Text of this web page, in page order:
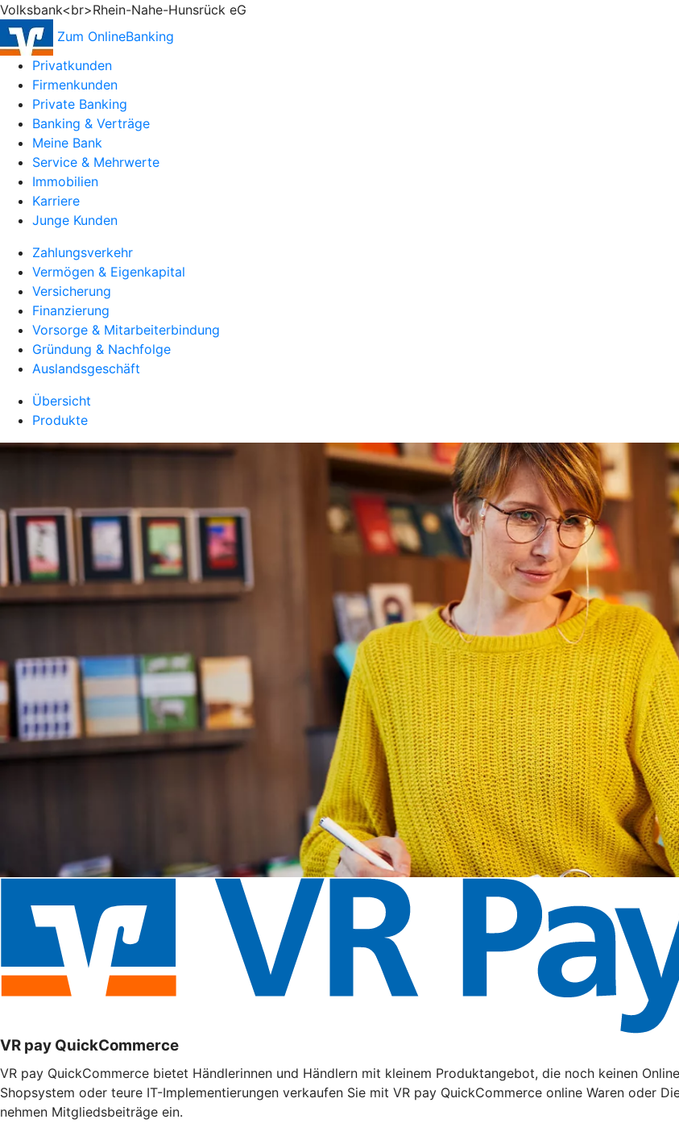
Volksbank<br>Rhein-Nahe-Hunsrück eG
Zum OnlineBanking
Privatkunden
Firmenkunden
Private Banking
Banking & Verträge
Meine Bank
Service & Mehrwerte
Immobilien
Karriere
Junge Kunden
Zahlungsverkehr
Vermögen & Eigenkapital
Versicherung
Finanzierung
Vorsorge & Mitarbeiterbindung
Gründung & Nachfolge
Auslandsgeschäft
Übersicht
Produkte
VR pay QuickCommerce
VR pay QuickCommerce bietet Händlerinnen und Händlern mit kleinem Produktangebot, die noch keinen
Shopsystem oder teure IT-Implementierungen verkaufen Sie mit VR pay QuickCommerce online Waren oder
nehmen Mitgliedsbeiträge ein.